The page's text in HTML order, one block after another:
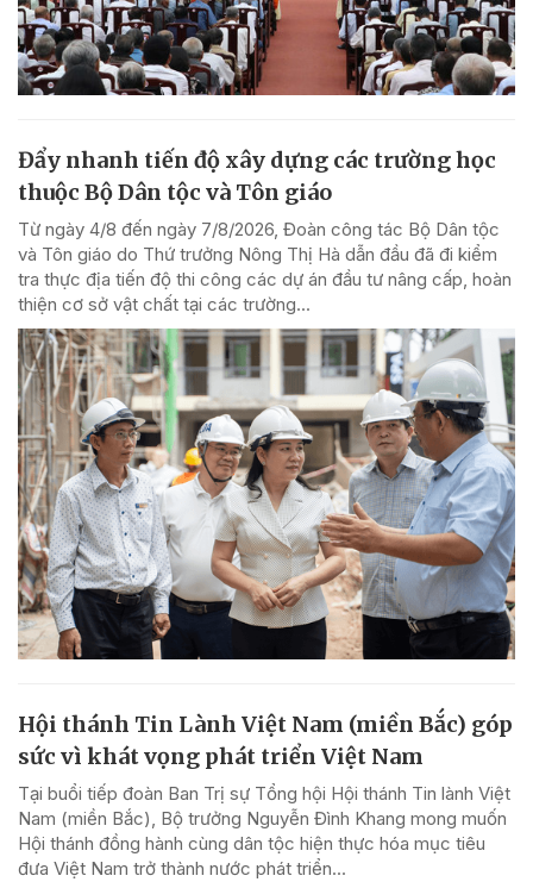
Đẩy nhanh tiến độ xây dựng các trường học
thuộc Bộ Dân tộc và Tôn giáo
Từ ngày 4/8 đến ngày 7/8/2026, Đoàn công tác Bộ Dân tộc
và Tôn giáo do Thứ trưởng Nông Thị Hà dẫn đầu đã đi kiểm
tra thực địa tiến độ thi công các dự án đầu tư nâng cấp, hoàn
thiện cơ sở vật chất tại các trường...
Hội thánh Tin Lành Việt Nam (miền Bắc) góp
sức vì khát vọng phát triển Việt Nam
Tại buổi tiếp đoàn Ban Trị sự Tổng hội Hội thánh Tin lành Việt
Nam (miền Bắc), Bộ trưởng Nguyễn Đình Khang mong muốn
Hội thánh đồng hành cùng dân tộc hiện thực hóa mục tiêu
đưa Việt Nam trở thành nước phát triển...